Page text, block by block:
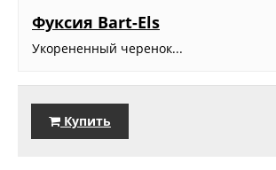
Фуксия Bart-Els
Укорененный черенок...
Купить